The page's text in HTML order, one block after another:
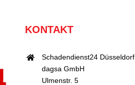
KONTAKT
Schadendienst24 Düsseldorf
dagsa GmbH
Ulmenstr. 5